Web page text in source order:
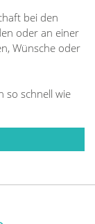
bei den
oder an einer
Wünsche oder
so schnell wie